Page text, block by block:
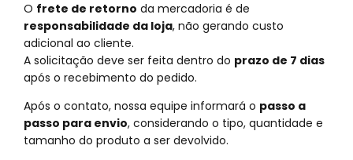
O frete de retorno da mercadoria é de
responsabilidade da loja, não gerando custo
adicional ao cliente.
A solicitação deve ser feita dentro do prazo de 7 dias
após o recebimento do pedido.
Após o contato, nossa equipe informará o passo a
passo para envio, considerando o tipo, quantidade e
tamanho do produto a ser devolvido.